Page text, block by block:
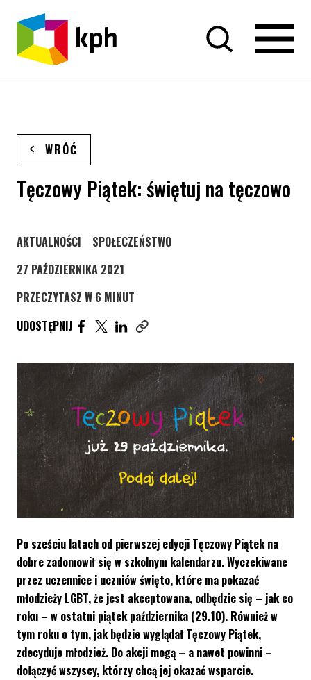
PRZEJDŹ DO TREŚCI
WRÓĆ
Tęczowy Piątek: świętuj na tęczowo
STRONA KATEGORII WPISÓW
AKTUALNOŚCI STRONA KATEGORII WPISÓW
SPOŁECZEŃSTWO
27 PAŹDZIERNIKA 2021
PRZECZYTASZ W 6 MINUT
UDOSTĘPNIJ
UDOSTĘPNIJ ARTYKUŁ NA FACEBOOK. STRONA
UDOSTĘPNIJ ARTYKUŁ NA TWITTER.
UDOSTĘPNIJ ARTYKUŁ NA LINKEDIN.
Po sześciu latach od pierwszej edycji Tęczowy Piątek na
dobre zadomowił się w szkolnym kalendarzu. Wyczekiwane
przez uczennice i uczniów święto, które ma pokazać
młodzieży LGBT, że jest akceptowana, odbędzie się – jak co
roku – w ostatni piątek października (29.10). Również w
tym roku o tym, jak będzie wyglądał Tęczowy Piątek,
zdecyduje młodzież. Do akcji mogą – a nawet powinni –
dołączyć wszyscy, którzy chcą jej okazać wsparcie.